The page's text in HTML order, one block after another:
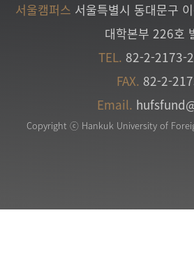
서울캠퍼스 서울특별시 동대문구
대학본부 226호
TEL. 82-2-2173-
FAX. 82-2-
Email.
Copyright ⓒ Hankuk University of